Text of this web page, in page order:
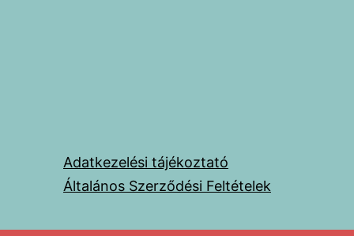
Adatkezelési tájékoztató
Általános Szerződési Feltételek